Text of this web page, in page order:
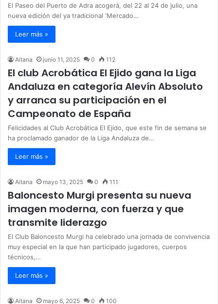
El Paseo del Puerto de Adra acogerá, del 22 al 24 de julio, una
nueva edición del ya tradicional ‘Mercado…
Leer más »
Aitana junio 11, 2025 0 112
El club Acrobática El Ejido gana la Liga
Andaluza en categoría Alevín Absoluto
y arranca su participación en el
Campeonato de España
Felicidades al Club Acrobática El Ejido, que este fin de semana se
ha proclamado ganador de la Liga Andaluza de…
Leer más »
Aitana mayo 13, 2025 0 111
Baloncesto Murgi presenta su nueva
imagen moderna, con fuerza y que
transmite liderazgo
El Club Baloncesto Murgi ha celebrado una jornada de convivencia
muy especial en la que han participado jugadores, cuerpos
técnicos,…
Leer más »
Aitana mayo 6, 2025 0 100